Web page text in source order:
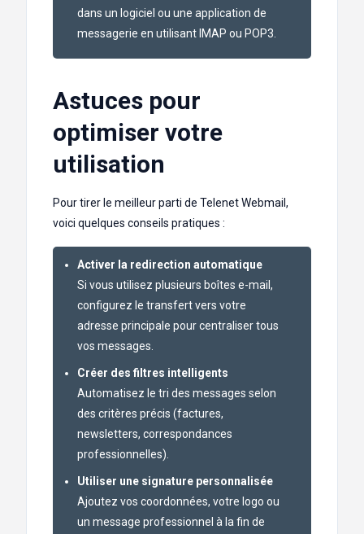
dans un logiciel ou une application de
messagerie en utilisant IMAP ou POP3.
Astuces pour
optimiser votre
utilisation
Pour tirer le meilleur parti de Telenet Webmail,
voici quelques conseils pratiques :
Activer la redirection automatique
Si vous utilisez plusieurs boîtes e-mail,
configurez le transfert vers votre
adresse principale pour centraliser tous
vos messages.
Créer des filtres intelligents
Automatisez le tri des messages selon
des critères précis (factures,
newsletters, correspondances
professionnelles).
Utiliser une signature personnalisée
Ajoutez vos coordonnées, votre logo ou
un message professionnel à la fin de